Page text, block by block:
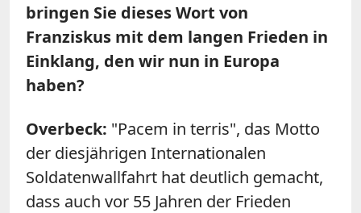
bringen Sie dieses Wort von
Franziskus mit dem langen Frieden in
Einklang, den wir nun in Europa
haben?
Overbeck: "Pacem in terris", das Motto
der diesjährigen Internationalen
Soldatenwallfahrt hat deutlich gemacht,
dass auch vor 55 Jahren der Frieden